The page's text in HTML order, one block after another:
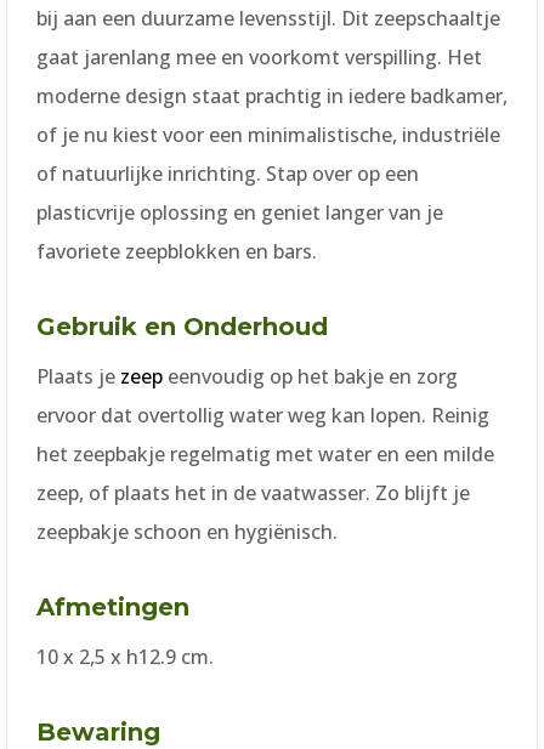
bij aan een duurzame levensstijl. Dit zeepschaaltje
gaat jarenlang mee en voorkomt verspilling. Het
moderne design staat prachtig in iedere badkamer,
of je nu kiest voor een minimalistische, industriële
of natuurlijke inrichting. Stap over op een
plasticvrije oplossing en geniet langer van je
favoriete zeepblokken en bars.
Gebruik en Onderhoud
Plaats je zeepeenvoudig op het bakje en zorg
ervoor dat overtollig water weg kan lopen. Reinig
het zeepbakje regelmatig met water en een milde
zeep, of plaats het in de vaatwasser. Zo blijft je
zeepbakje schoon en hygiënisch.
Afmetingen
10 x 2,5 x h12.9 cm.
Bewaring